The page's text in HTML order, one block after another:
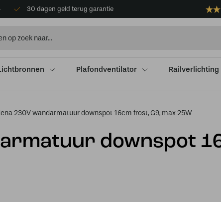
30 dagen geld terug garantie
Plafondventilator Railverlichting
230V wandarmatuur downspot 16cm frost, G9, max 25W
downspot